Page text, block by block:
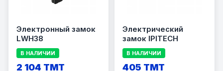
Электронный замок
LWH38
В НАЛИЧИИ
2 104 TMT
Электрический
замок IPITECH
В НАЛИЧИИ
405 TMT